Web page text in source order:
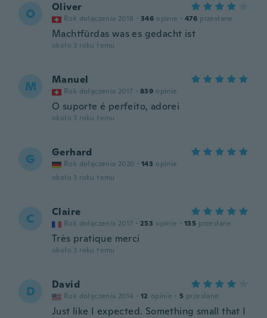
O Oliver
Rok dołączenia 2018 · 346 opinie · 476 przesłane
Machtfürdas was es gedacht ist
około 3 roku temu
M Manuel
Rok dołączenia 2017 · 839 opinie
O suporte é perfeito, adorei
około 3 roku temu
G Gerhard
Rok dołączenia 2020 · 143 opinie
około 3 roku temu
C Claire
Rok dołączenia 2017 · 253 opinie · 135 przesłane
Très pratique merci
około 3 roku temu
D David
Rok dołączenia 2014 · 12 opinie · 5 przesłane
Just like I expected. Something small that I